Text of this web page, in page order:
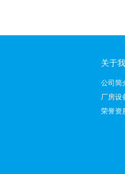
关于
公司简
厂房设
荣誉资